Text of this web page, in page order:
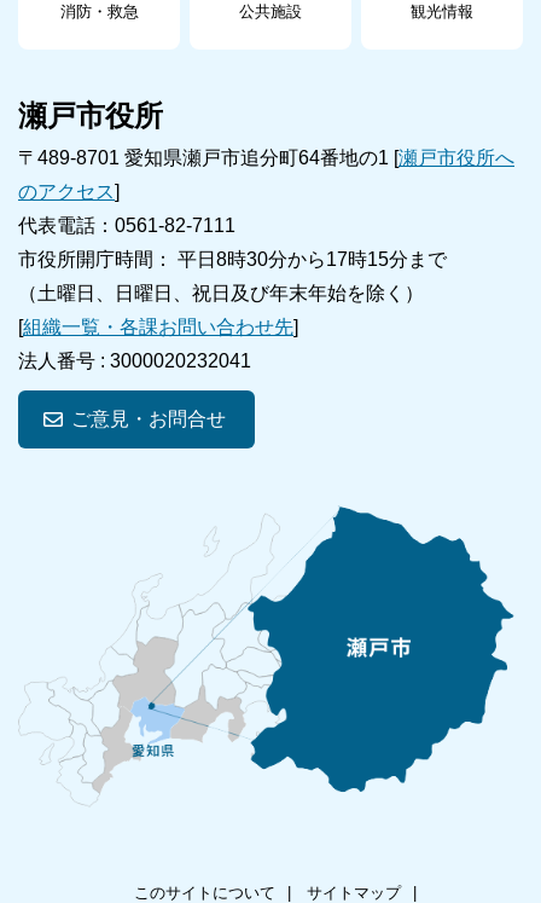
消防・救急 公共施設 観光情報
瀬戸市役所
〒489-8701 愛知県瀬戸市追分町64番地の1 [瀬戸市役所へ
のアクセス]
代表電話：0561-82-7111
市役所開庁時間： 平日8時30分から17時15分まで
（土曜日、日曜日、祝日及び年末年始を除く）
[組織一覧・各課お問い合わせ先]
法人番号 : 3000020232041
ご意見・お問合せ
このサイトについて サイトマップ